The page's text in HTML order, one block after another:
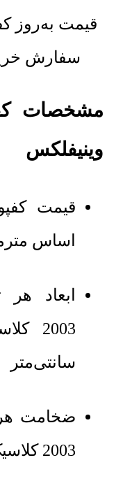
قیمت به‌روز
سفارش
وینیفلکس
اساس
ابعاد
2003 کلاسیک
سانتی‌متر
ضخامت
2003 کلاسیک